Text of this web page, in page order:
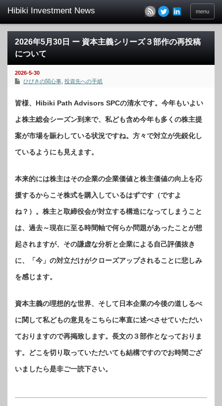
menu
2026年5月30日 ー 資本主義シリーズ３部作の再投稿
について
2026-5-30
ひびきの関心事 投資先への手紙
皆様、Hibiki Path Advisors SPCの清水です。今年もいよい
よ株主総会シーズン到来で、私ども含め今年も多くの株主提
案が市場を賑わしている状況ですね。方々で対立が先鋭化し
ているようにも見えます。
本来的には株主はその企業の企業価値と株主価値の向上を応
援するからこそ株式を購入しているはずです（ですよ
ね？）。株主と取締役会が対立する構造になってしまうこと
は、過去～現在に至る時間軸で何らか問題があったことが想
起されますが、その謙虚な分析と企業による自己評価抜き
に、「今」の対立だけがクローズアップされることに悲しみ
を感じます。
資本主義の理想的な世界、そして日本企業の今後の道しるべ
に関して私どもの意見をこちらに率直に述べさせていただい
ておりますので再掲致します。長文の３部作となっておりま
す。どこを切り取っていただいても結構ですのでお時間ござ
いましたら是非ご一読下さい。